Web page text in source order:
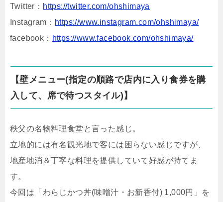
Twitter： https://twitter.com/ohshimaya
Instagram： https://www.instagram.com/ohshimaya/
facebook： https://www.facebook.com/ohshimaya/
【壁メニュー(指定の順路で店内に入り食券を購
入して、席で待つスタイル)】
秩父の名物料理食堂と言った感じ。
立地的には有名観光地で客には困らない感じですが、
地産地消＆丁寧な料理を提供していて好感が持てま
す。
今回は「わらじかつ丼(味噌汁・お新香付) 1,000円」を